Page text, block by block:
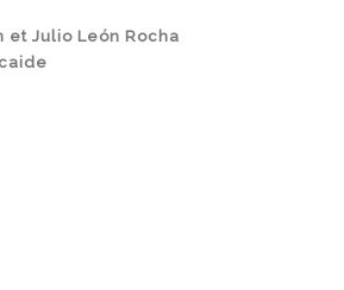
et Julio León Rocha